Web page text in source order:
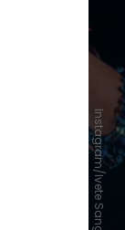
Instagram/Ivete Sangalo